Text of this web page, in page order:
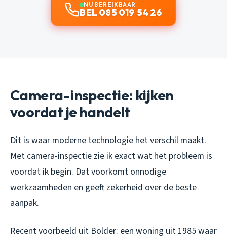
NU BEREIKBAAR
BEL 085 019 54 26
Camera-inspectie: kijken
voordat je handelt
Dit is waar moderne technologie het verschil maakt.
Met camera-inspectie zie ik exact wat het probleem is
voordat ik begin. Dat voorkomt onnodige
werkzaamheden en geeft zekerheid over de beste
aanpak.
Recent voorbeeld uit Bolder: een woning uit 1985 waar